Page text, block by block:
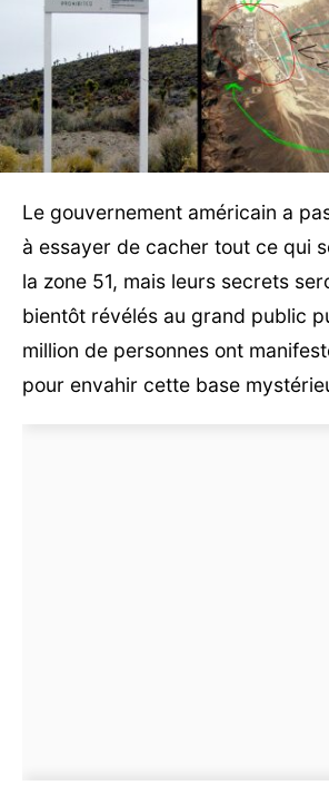
Le gouvernement américain a
à essayer de cacher tout ce qui
la zone 51, mais leurs secrets
bientôt révélés au grand public
million de personnes ont
pour envahir cette base